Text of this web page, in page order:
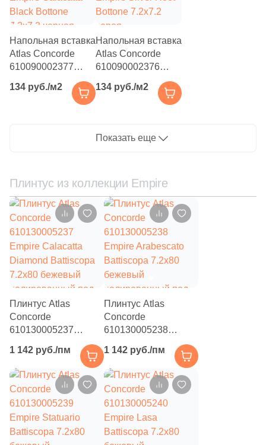
25x22.9 (2)
25.2x29.1 (2)
26.5x30.5 ( 2)
26.8x29.4 ( 9)
26x30 (13)
26.5x30 (1)
26.8x26.8 (1)
26.8x29.8 (1)
26x75 (1)
26.25x26.25 (1
26x28.2 (2 )
26.7x30.9 (1)
26.4x30.4 (2)
26.7x30.8 ( 4)
Напольная вставка
Atlas Concorde
610090002377
Empire Calacatta
Black Bottone
134 руб./м2
Напольная вставка
Atlas Concorde
610090002376
Empire Silver Root
Bottone 7.2x7.2
камень
134 руб./м2
Показать еще
Плинтус из коллекции Empire
Плинтус Atlas
Concorde
610130005237
Diamond Battiscopa
7.2x80 бежевый
полированный под
камень
1 142 руб./пм
Плинтус Atlas
Concorde
610130005238
Empire Arabescato
Battiscopa 7.2x80
бежевый
полированный под
камень
1 142 руб./пм